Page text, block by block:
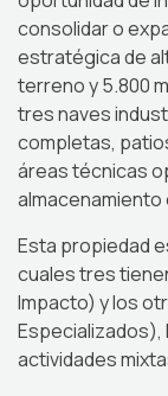
consolidar o
estratégica de
terreno y 5.800
tres naves
completas,
áreas técnicas
almacenamiento
Esta propiedad
cuales tres
Impacto) y los
Especializados),
actividades